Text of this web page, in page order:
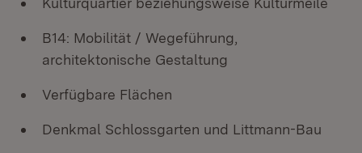
B14: Mobilität / Wegeführung,
architektonische Gestaltung
Verfügbare Flächen
Denkmal Schlossgarten und Littmann-Bau